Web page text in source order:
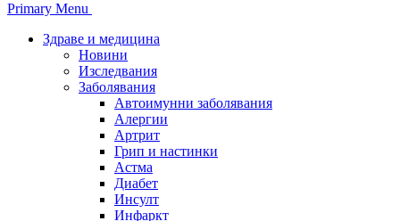
Primary Menu
Здраве и медицина
Новини
Изследвания
Заболявания
Автоимунни заболявания
Алергии
Артрит
Грип и настинки
Астма
Диабет
Инсулт
Инфаркт